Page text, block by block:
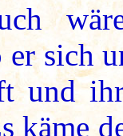
er sich
und
käme